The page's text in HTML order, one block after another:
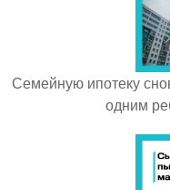
Семейную ипотеку
одним